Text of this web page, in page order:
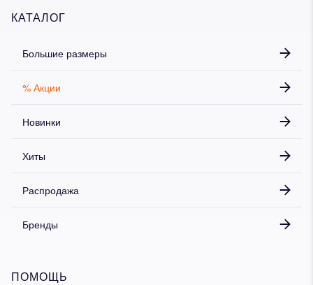
КАТАЛОГ
Большие размеры
% Акции
Новинки
Хиты
Распродажа
Бренды
ПОМОЩЬ